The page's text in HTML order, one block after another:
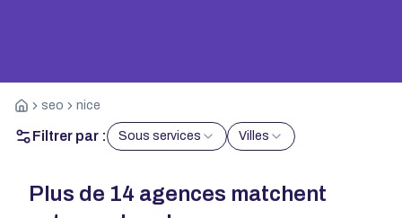
seo nice
Filtrer par : Sous services Villes
Plus de 14 agences matchent